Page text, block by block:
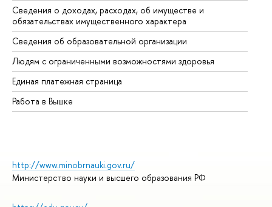
Сведения о доходах, расходах, об имуществе и
обязательствах имущественного характера
Сведения об образовательной организации
Людям с ограниченными возможностями здоровья
Единая платежная страница
Работа в Вышке
http://www.minobrnauki.gov.ru/
Министерство науки и высшего образования РФ